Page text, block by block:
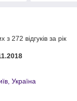
з 272 відгуків за рік
Україна